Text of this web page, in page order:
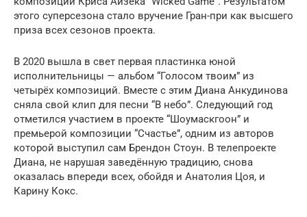
этого суперсезона стало вручение Гран-при как высшего
приза всех сезонов проекта.
В 2020 вышла в свет первая пластинка юной
исполнительницы — альбом “Голосом твоим” из
четырёх композиций. Вместе с этим Диана Анкудинова
сняла свой клип для песни “В небо”. Следующий год
отметился участием в проекте “Шоумаскгоон” и
премьерой композиции “Счастье”, одним из авторов
которой выступил сам Брендон Стоун. В телепроекте
Диана, не нарушая заведённую традицию, снова
оказалась впереди всех, обойдя и Анатолия Цоя, и
Карину Кокс.